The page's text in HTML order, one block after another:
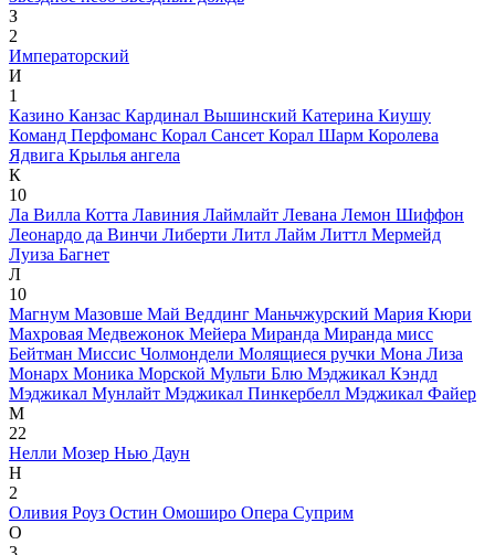
З
2
Императорский
И
1
Казино Канзас Кардинал Вышинский Катерина Киушу
Команд Перфоманс Корал Сансет Корал Шарм Королева
Ядвига Крылья ангела
К
10
Ла Вилла Котта Лавиния Лаймлайт Левана Лемон Шиффон
Леонардо да Винчи Либерти Литл Лайм Литтл Мермейд
Луиза Багнет
Л
10
Магнум Мазовше Май Веддинг Маньчжурский Мария Кюри
Махровая Медвежонок Мейера Миранда Миранда мисс
Бейтман Миссис Чолмондели Молящиеся ручки Мона Лиза
Монарх Моника Морской Мульти Блю Мэджикал Кэндл
Мэджикал Мунлайт Мэджикал Пинкербелл Мэджикал Файер
М
22
Нелли Мозер Нью Даун
Н
2
Оливия Роуз Остин Омоширо Опера Суприм
О